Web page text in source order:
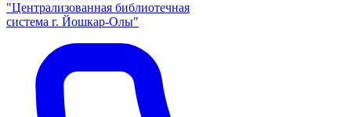
"Централизованная библиотечная
система г. Йошкар-Олы"